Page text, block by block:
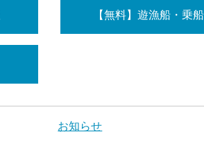
【無料】遊漁船・乗
お知らせ